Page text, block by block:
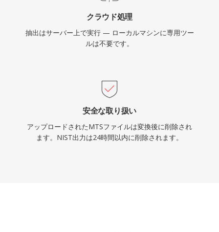
クラウド処理
抽出はサーバー上で実行 — ローカルマシンに専用ツー
ルは不要です。
安全な取り扱い
アップロードされたMTSファイルは変換後に削除され
ます。NIST出力は24時間以内に削除されます。